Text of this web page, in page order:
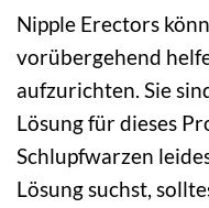
Nipple Erectors
vorübergehend
aufzurichten. Sie
Lösung für dieses
Schlupfwarzen
Lösung suchst,